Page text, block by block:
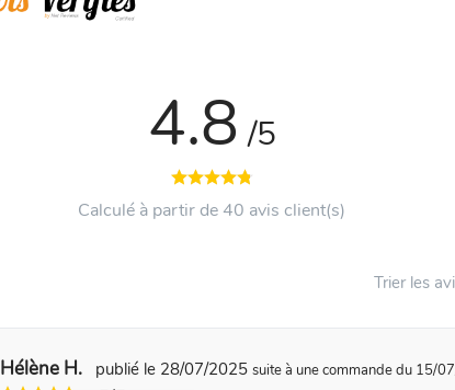
4.8 /5
Calculé à partir de 40 avis client(s)
Trier les
Hélène H. publié le 28/07/2025suite à une commande du 15/